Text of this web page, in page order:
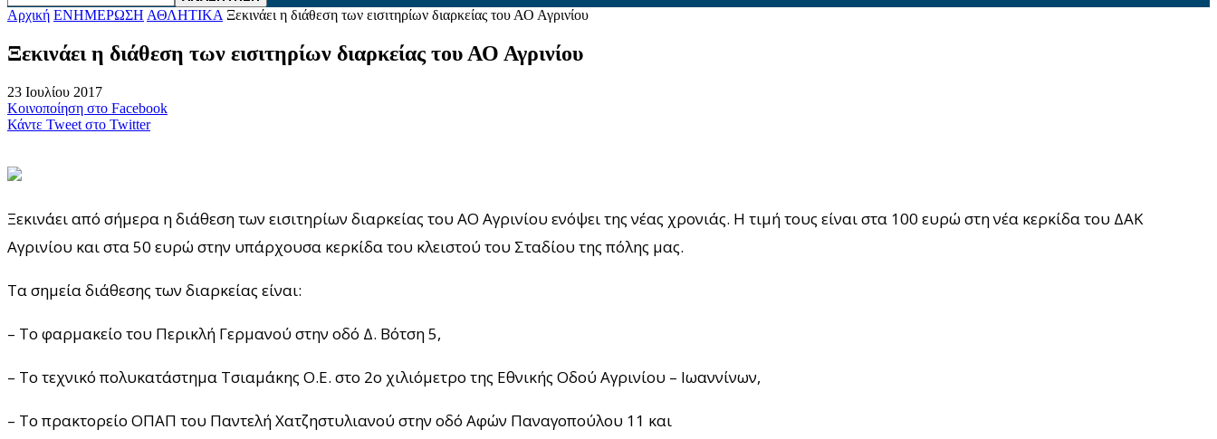
Αρχική ΕΝΗΜΕΡΩΣΗ ΑΘΛΗΤΙΚΑ Ξεκινάει η διάθεση των εισιτηρίων διαρκείας του ΑΟ Αγρινίου
Ξεκινάει η διάθεση των εισιτηρίων διαρκείας του ΑΟ Αγρινίου
23 Ιουλίου 2017
Κοινοποίηση στο Facebook
Κάντε Tweet στο Twitter
Ξεκινάει από σήμερα η διάθεση των εισιτηρίων διαρκείας του ΑΟ Αγρινίου ενόψει της νέας χρονιάς. Η τιμή τους είναι στα 100 ευρώ στη νέα κερκίδα του ΔΑΚ
Αγρινίου και στα 50 ευρώ στην υπάρχουσα κερκίδα του κλειστού του Σταδίου της πόλης μας.
Τα σημεία διάθεσης των διαρκείας είναι:
– Το φαρμακείο του Περικλή Γερμανού στην οδό Δ. Βότση 5,
– Το τεχνικό πολυκατάστημα Τσιαμάκης Ο.Ε. στο 2ο χιλιόμετρο της Εθνικής Οδού Αγρινίου – Ιωαννίνων,
– Το πρακτορείο ΟΠΑΠ του Παντελή Χατζηστυλιανού στην οδό Αφών Παναγοπούλου 11 και